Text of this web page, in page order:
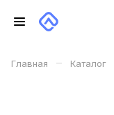
Главная – Каталог